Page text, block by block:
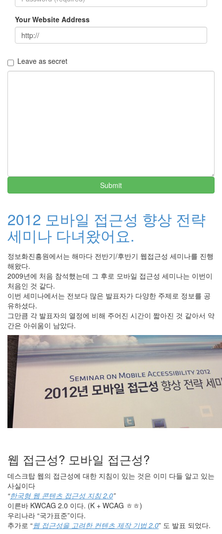
Your Website Address
Leave as secret
Submit
2012 모바일 접근성 향상 전략
세미나 다녀왔어요.
정보화진흥원에서는 해마다 전반기/후반기 웹접근성 세미나를 진행
해왔다.
2009년에 처음 참석했는데 그 후로 모바일 접근성 세미나는 이번이
처음인 것 같다.
이번 세미나에서는 전보다 많은 발표자가 다양한 주제로 정보를 공
유하셨다.
그만큼 각 발표자의 열정에 비해 주어진 시간이 짧아진 것 같아서 약
간은 아쉬움이 남았다.
웹 접근성? 모바일 접근성?
데스크탑 웹의 접근성에 대한 지침이 있는 것은 이미 다들 알고 있는
사실이다
“한국형 웹 콘텐츠 접근성 지침 2.0”
이른바 KWCAG 2.0 이다. (K + WCAG ㅎㅎ)
우리나라 “국가표준”이다.
추가로 “웹 접근성을 고려한 컨텐츠 제작 기법 2.0” 도 발표 되었다.
...
대
트
제...
해
빠
윈
도
우
10
화
면
확
대
기
능
-
...
by
해
접
근
성
은
별
책
부
록